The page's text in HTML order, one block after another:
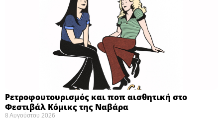
Ρετροφουτουρισμός και ποπ αισθητική στο
Φεστιβάλ Κόμικς της Ναβάρα ​
8 Αυγούστου 2026